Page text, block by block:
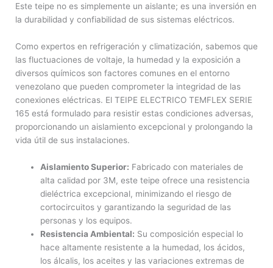
Este teipe no es simplemente un aislante; es una inversión en
la durabilidad y confiabilidad de sus sistemas eléctricos.
Como expertos en refrigeración y climatización, sabemos que
las fluctuaciones de voltaje, la humedad y la exposición a
diversos químicos son factores comunes en el entorno
venezolano que pueden comprometer la integridad de las
conexiones eléctricas. El TEIPE ELECTRICO TEMFLEX SERIE
165 está formulado para resistir estas condiciones adversas,
proporcionando un aislamiento excepcional y prolongando la
vida útil de sus instalaciones.
Aislamiento Superior: Fabricado con materiales de
alta calidad por 3M, este teipe ofrece una resistencia
dieléctrica excepcional, minimizando el riesgo de
cortocircuitos y garantizando la seguridad de las
personas y los equipos.
Resistencia Ambiental: Su composición especial lo
hace altamente resistente a la humedad, los ácidos,
los álcalis, los aceites y las variaciones extremas de